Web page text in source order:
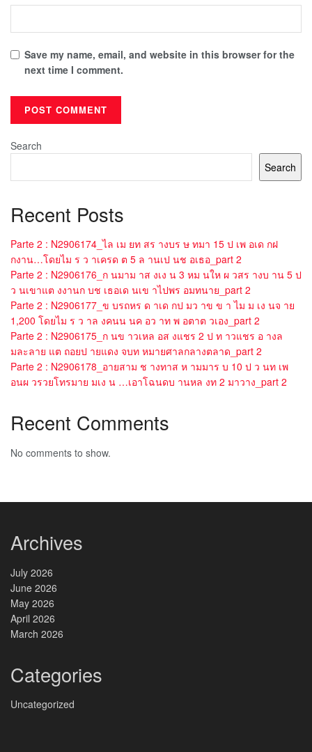
Save my name, email, and website in this browser for the
next time I comment.
Search
Search
Recent Posts
Parte 2 : N2906174_ไล เม ยท สร างบร ษ ทมา 15 ป เพ อเด กฝ
กงาน…โดยไม ร ว าเครด ต 5 ล านเป นช อเธอ_part 2
Parte 2 : N2906176_ก นมาม าส งเง น 3 หม นให ผ วสร างบ าน 5 ป
ว นเขาแต งงานก บช เธอเด นเข าไปพร อมทนาย_part 2
Parte 2 : N2906177_ข บรถหร ด าเด กป มว าข ข า ไม ม เง นจ าย
1,200 โดยไม ร ว าล งคนน นค อว าท พ อตาต วเอง_part 2
Parte 2 : N2906175_ก นข าวเหล อส งแชร 2 ป ท าวแชร อ างล
มละลาย แต ถอยป ายแดง จบท หมายศาลกลางตลาด_part 2
Parte 2 : N2906178_อายสาม ช างทาส ห ามมาร บ 10 ป ว นท เพ
อนผ วรวยโทรมาย มเง น …เอาโฉนดบ านหล งท 2 มาวาง_part 2
Recent Comments
No comments to show.
Archives
July 2026
June 2026
May 2026
April 2026
March 2026
Categories
Uncategorized